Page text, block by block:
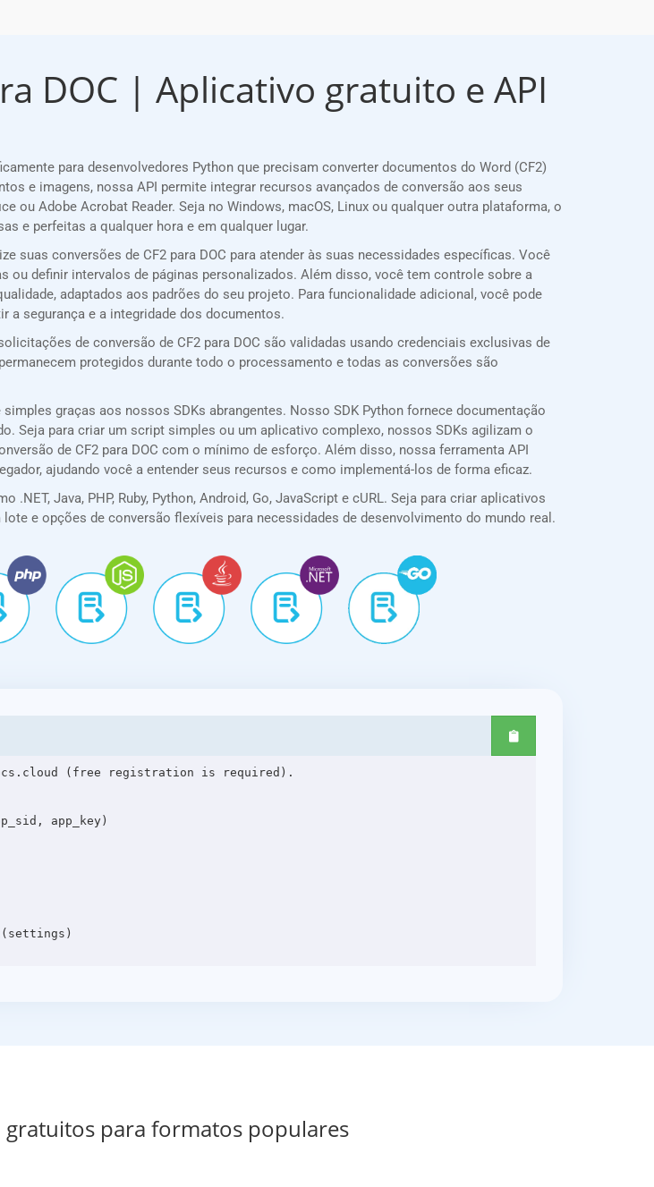
DOC | Aplicativo gratuito e API
para desenvolvedores Python que precisam converter documentos do Word (CF2)
e imagens, nossa API permite integrar recursos avançados de conversão aos seus
Adobe Acrobat Reader. Seja no Windows, macOS, Linux ou qualquer outra plataforma, o
e perfeitas a qualquer hora e em qualquer lugar.
suas conversões de CF2 para DOC para atender às suas necessidades específicas. Você
definir intervalos de páginas personalizados. Além disso, você tem controle sobre a
adaptados aos padrões do seu projeto. Para funcionalidade adicional, você pode
a segurança e a integridade dos documentos.
de conversão de CF2 para DOC são validadas usando credenciais exclusivas de
protegidos durante todo o processamento e todas as conversões são
graças aos nossos SDKs abrangentes. Nosso SDK Python fornece documentação
Seja para criar um script simples ou um aplicativo complexo, nossos SDKs agilizam o
de CF2 para DOC com o mínimo de esforço. Além disso, nossa ferramenta API
ajudando você a entender seus recursos e como implementá-los de forma eficaz.
Java, PHP, Ruby, Python, Android, Go, JavaScript e cURL. Seja para criar aplicativos
e opções de conversão flexíveis para necessidades de desenvolvimento do mundo real.
(free registration is required).
app_key)
gratuitos para formatos populares